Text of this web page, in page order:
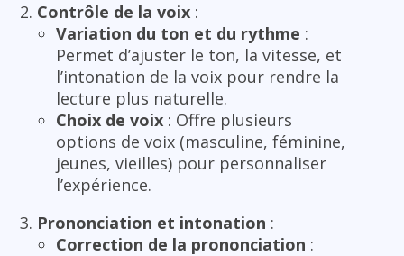
Contrôle de la voix :
Variation du ton et du rythme :
Permet d’ajuster le ton, la vitesse, et
l’intonation de la voix pour rendre la
lecture plus naturelle.
Choix de voix : Offre plusieurs
options de voix (masculine, féminine,
jeunes, vieilles) pour personnaliser
l’expérience.
Prononciation et intonation :
Correction de la prononciation :